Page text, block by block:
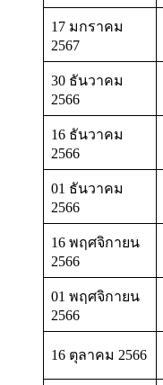
17 มกราคม
2567
30 ธันวาคม
2566
16 ธันวาคม
2566
01 ธันวาคม
2566
16 พฤศจิกายน
2566
01 พฤศจิกายน
2566
16 ตุลาคม 2566